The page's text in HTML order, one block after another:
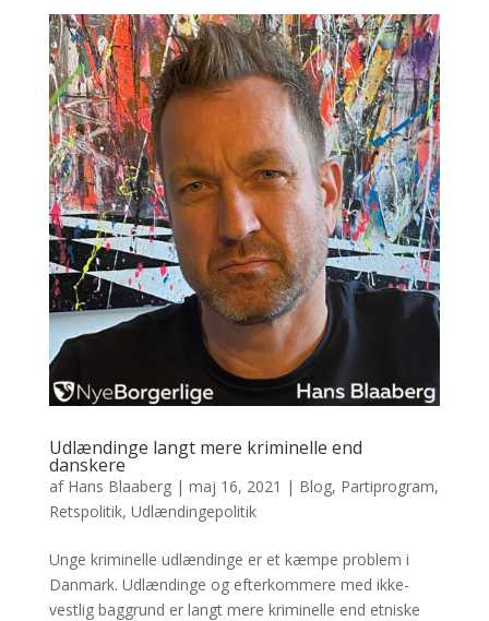
Udlændinge langt mere kriminelle end
danskere
af Hans Blaaberg| maj 16, 2021 | Blog, Partiprogram,
Retspolitik, Udlændingepolitik
Unge kriminelle udlændinge er et kæmpe problem i
Danmark. Udlændinge og efterkommere med ikke-
vestlig baggrund er langt mere kriminelle end etniske